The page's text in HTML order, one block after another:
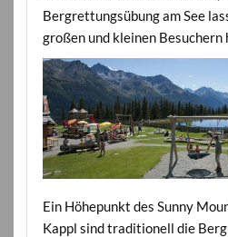
Bergrettungsübung am See
großen und kleinen Besuchern
Ein Höhepunkt des Sunny
Kappl sind traditionell die